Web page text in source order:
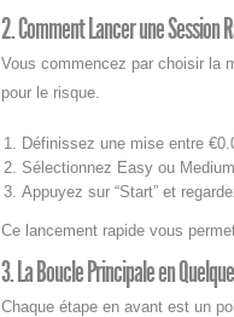
2. Comment Lancer une Session
Vous commencez par choisir la
pour le risque.
Définissez une mise entre
Sélectionnez Easy ou
Appuyez sur “Start” et
Ce lancement rapide vous
3. La Boucle Principale en
Chaque étape en avant est un